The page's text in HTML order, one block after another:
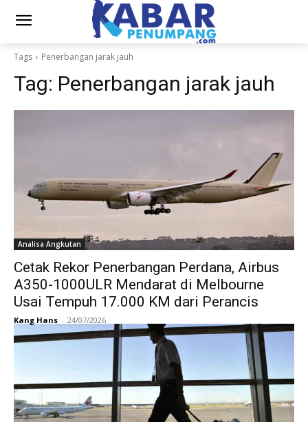
Tags Penerbangan jarak jauh
Tag: Penerbangan jarak jauh
Analisa Angkutan
Cetak Rekor Penerbangan Perdana, Airbus
A350-1000ULR Mendarat di Melbourne
Usai Tempuh 17.000 KM dari Perancis
Kang Hans - 24/07/2026